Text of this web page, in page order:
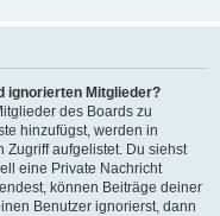
ignorierten Mitglieder?
des Boards zu
hinzufügst, werden in
aufgelistet. Du siehst
eine Private Nachricht
können Beiträge deiner
Benutzer ignorierst, dann